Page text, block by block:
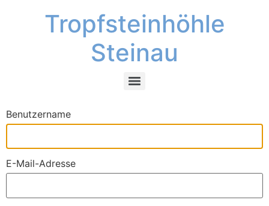
Tropfsteinhöhle
Steinau
Benutzername
E-Mail-Adresse